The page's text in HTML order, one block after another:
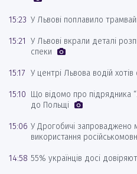
15:23 У Львові поплавило
15:21 У Львові вкрали деталі
спеки
15:17 У центрі Львова водій
15:10 Що відомо про підрядника
до Польщі
15:06 У Дрогобичі запроваджено
використання
14:58 55% українців досі